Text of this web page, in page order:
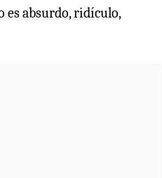
absurdo, ridículo,